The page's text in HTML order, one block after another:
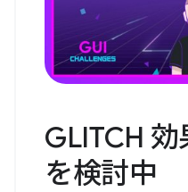
GLITCH
を検討中